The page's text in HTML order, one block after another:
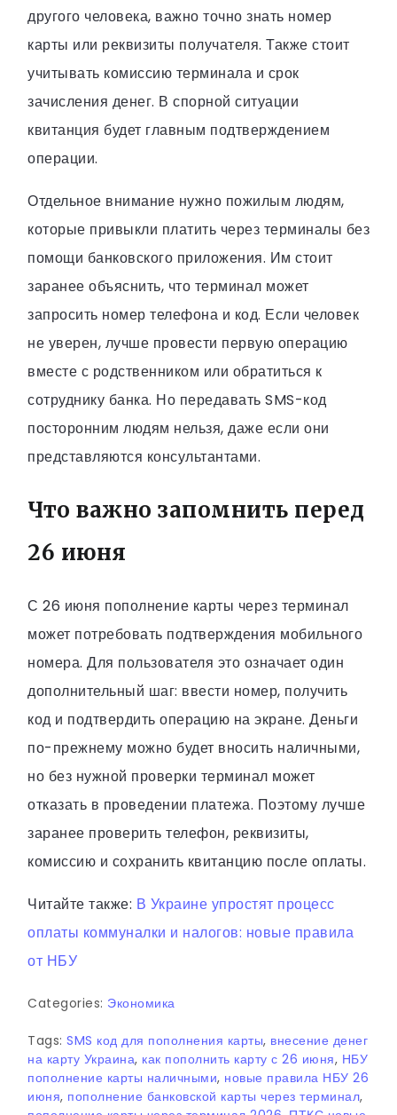
другого человека, важно точно знать номер
карты или реквизиты получателя. Также стоит
учитывать комиссию терминала и срок
зачисления денег. В спорной ситуации
квитанция будет главным подтверждением
операции.
Отдельное внимание нужно пожилым людям,
которые привыкли платить через терминалы без
помощи банковского приложения. Им стоит
заранее объяснить, что терминал может
запросить номер телефона и код. Если человек
не уверен, лучше провести первую операцию
вместе с родственником или обратиться к
сотруднику банка. Но передавать SMS-код
посторонним людям нельзя, даже если они
представляются консультантами.
Что важно запомнить перед
26 июня
С 26 июня пополнение карты через терминал
может потребовать подтверждения мобильного
номера. Для пользователя это означает один
дополнительный шаг: ввести номер, получить
код и подтвердить операцию на экране. Деньги
по-прежнему можно будет вносить наличными,
но без нужной проверки терминал может
отказать в проведении платежа. Поэтому лучше
заранее проверить телефон, реквизиты,
комиссию и сохранить квитанцию после оплаты.
Читайте также: В Украине упростят процесс
оплаты коммуналки и налогов: новые правила
от НБУ
Categories: Экономика
Tags: SMS код для пополнения карты, внесение денег
на карту Украина, как пополнить карту с 26 июня, НБУ
пополнение карты наличными, новые правила НБУ 26
июня, пополнение банковской карты через терминал,